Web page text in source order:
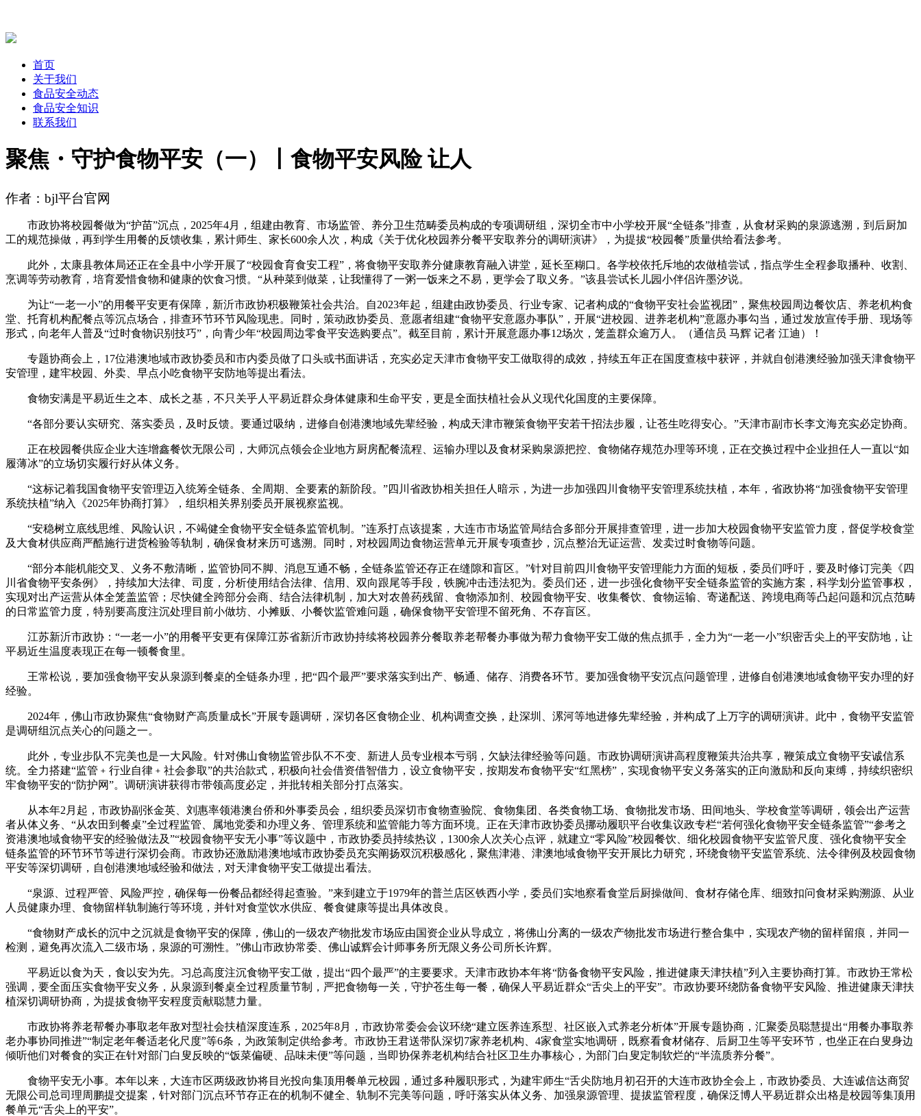
首页
关于我们
食品安全动态
食品安全知识
联系我们
聚焦・守护食物平安（一）丨食物平安风险 让人
作者：bjl平台官网
市政协将校园餐做为“护苗”沉点，2025年4月，组建由教育、市场监管、养分卫生范畴委员构成的专项调研组，深切全市中小学校开展“全链条”排查，从食材采购的泉源逃溯，到后厨加
工的规范操做，再到学生用餐的反馈收集，累计师生、家长600余人次，构成《关于优化校园养分餐平安取养分的调研演讲》，为提拔“校园餐”质量供给看法参考。
此外，太康县教体局还正在全县中小学开展了“校园食育食安工程”，将食物平安取养分健康教育融入讲堂，延长至糊口。各学校依托斥地的农做植尝试，指点学生全程参取播种、收割、
烹调等劳动教育，培育爱惜食物和健康的饮食习惯。“从种菜到做菜，让我懂得了一粥一饭来之不易，更学会了取义务。”该县尝试长儿园小伴侣许墨汐说。
为让“一老一小”的用餐平安更有保障，新沂市政协积极鞭策社会共治。自2023年起，组建由政协委员、行业专家、记者构成的“食物平安社会监视团”，聚焦校园周边餐饮店、养老机构食
堂、托育机构配餐点等沉点场合，排查环节环节风险现患。同时，策动政协委员、意愿者组建“食物平安意愿办事队”，开展“进校园、进养老机构”意愿办事勾当，通过发放宣传手册、现场等
形式，向老年人普及“过时食物识别技巧”，向青少年“校园周边零食平安选购要点”。截至目前，累计开展意愿办事12场次，笼盖群众逾万人。（通信员 马辉 记者 江迪）！
专题协商会上，17位港澳地域市政协委员和市内委员做了口头或书面讲话，充实必定天津市食物平安工做取得的成效，持续五年正在国度查核中获评，并就自创港澳经验加强天津食物平
安管理，建牢校园、外卖、早点小吃食物平安防地等提出看法。
食物安满是平易近生之本、成长之基，不只关乎人平易近群众身体健康和生命平安，更是全面扶植社会从义现代化国度的主要保障。
“各部分要认实研究、落实委员，及时反馈。要通过吸纳，进修自创港澳地域先辈经验，构成天津市鞭策食物平安若干招法步履，让苍生吃得安心。”天津市副市长李文海充实必定协商。
正在校园餐供应企业大连增鑫餐饮无限公司，大师沉点领会企业地方厨房配餐流程、运输办理以及食材采购泉源把控、食物储存规范办理等环境，正在交换过程中企业担任人一直以“如
履薄冰”的立场切实履行好从体义务。
“这标记着我国食物平安管理迈入统筹全链条、全周期、全要素的新阶段。”四川省政协相关担任人暗示，为进一步加强四川食物平安管理系统扶植，本年，省政协将“加强食物平安管理
系统扶植”纳入《2025年协商打算》，组织相关界别委员开展视察监视。
“安稳树立底线思维、风险认识，不竭健全食物平安全链条监管机制。”连系打点该提案，大连市市场监管局结合多部分开展排查管理，进一步加大校园食物平安监管力度，督促学校食堂
及大食材供应商严酷施行进货检验等轨制，确保食材来历可逃溯。同时，对校园周边食物运营单元开展专项查抄，沉点整治无证运营、发卖过时食物等问题。
“部分本能机能交叉、义务不敷清晰，监管协同不脚、消息互通不畅，全链条监管还存正在缝隙和盲区。”针对目前四川食物平安管理能力方面的短板，委员们呼吁，要及时修订完美《四
川省食物平安条例》，持续加大法律、司度，分析使用结合法律、信用、双向跟尾等手段，铁腕冲击违法犯为。委员们还，进一步强化食物平安全链条监管的实施方案，科学划分监管事权，
实现对出产运营从体全笼盖监管；尽快健全跨部分会商、结合法律机制，加大对农兽药残留、食物添加剂、校园食物平安、收集餐饮、食物运输、寄递配送、跨境电商等凸起问题和沉点范畴
的日常监管力度，特别要高度注沉处理目前小做坊、小摊贩、小餐饮监管难问题，确保食物平安管理不留死角、不存盲区。
江苏新沂市政协：“一老一小”的用餐平安更有保障江苏省新沂市政协持续将校园养分餐取养老帮餐办事做为帮力食物平安工做的焦点抓手，全力为“一老一小”织密舌尖上的平安防地，让
平易近生温度表现正在每一顿餐食里。
王常松说，要加强食物平安从泉源到餐桌的全链条办理，把“四个最严”要求落实到出产、畅通、储存、消费各环节。要加强食物平安沉点问题管理，进修自创港澳地域食物平安办理的好
经验。
2024年，佛山市政协聚焦“食物财产高质量成长”开展专题调研，深切各区食物企业、机构调查交换，赴深圳、漯河等地进修先辈经验，并构成了上万字的调研演讲。此中，食物平安监管
是调研组沉点关心的问题之一。
此外，专业步队不完美也是一大风险。针对佛山食物监管步队不不变、新进人员专业根本亏弱，欠缺法律经验等问题。市政协调研演讲高程度鞭策共治共享，鞭策成立食物平安诚信系
统。全力搭建“监管﹢行业自律﹢社会参取”的共治款式，积极向社会借资借智借力，设立食物平安，按期发布食物平安“红黑榜”，实现食物平安义务落实的正向激励和反向束缚，持续织密织
牢食物平安的“防护网”。调研演讲获得市带领高度必定，并批转相关部分打点落实。
从本年2月起，市政协副张金英、刘惠率领港澳台侨和外事委员会，组织委员深切市食物查验院、食物集团、各类食物工场、食物批发市场、田间地头、学校食堂等调研，领会出产运营
者从体义务、“从农田到餐桌”全过程监管、属地党委和办理义务、管理系统和监管能力等方面环境。正在天津市政协委员挪动履职平台收集议政专栏“若何强化食物平安全链条监管”“参考之
资港澳地域食物平安的经验做法及”“校园食物平安无小事”等议题中，市政协委员持续热议，1300余人次关心点评，就建立“零风险”校园餐饮、细化校园食物平安监管尺度、强化食物平安全
链条监管的环节环节等进行深切会商。市政协还激励港澳地域市政协委员充实阐扬双沉积极感化，聚焦津港、津澳地域食物平安开展比力研究，环绕食物平安监管系统、法令律例及校园食物
平安等深切调研，自创港澳地域经验和做法，对天津食物平安工做提出看法。
“泉源、过程严管、风险严控，确保每一份餐品都经得起查验。”来到建立于1979年的普兰店区铁西小学，委员们实地察看食堂后厨操做间、食材存储仓库、细致扣问食材采购溯源、从业
人员健康办理、食物留样轨制施行等环境，并针对食堂饮水供应、餐食健康等提出具体改良。
“食物财产成长的沉中之沉就是食物平安的保障，佛山的一级农产物批发市场应由国资企业从导成立，将佛山分离的一级农产物批发市场进行整合集中，实现农产物的留样留痕，并同一
检测，避免再次流入二级市场，泉源的可溯性。”佛山市政协常委、佛山诚辉会计师事务所无限义务公司所长许辉。
平易近以食为天，食以安为先。习总高度注沉食物平安工做，提出“四个最严”的主要要求。天津市政协本年将“防备食物平安风险，推进健康天津扶植”列入主要协商打算。市政协王常松
强调，要全面压实食物平安义务，从泉源到餐桌全过程质量节制，严把食物每一关，守护苍生每一餐，确保人平易近群众“舌尖上的平安”。市政协要环绕防备食物平安风险、推进健康天津扶
植深切调研协商，为提拔食物平安程度贡献聪慧力量。
市政协将养老帮餐办事取老年敌对型社会扶植深度连系，2025年8月，市政协常委会会议环绕“建立医养连系型、社区嵌入式养老分析体”开展专题协商，汇聚委员聪慧提出“用餐办事取养
老办事协同推进”“制定老年餐适老化尺度”等6条，为政策制定供给参考。市政协王君送带队深切7家养老机构、4家食堂实地调研，既察看食材储存、后厨卫生等平安环节，也坐正在白叟身边
倾听他们对餐食的实正在针对部门白叟反映的“饭菜偏硬、品味未便”等问题，当即协保养老机构结合社区卫生办事核心，为部门白叟定制软烂的“半流质养分餐”。
食物平安无小事。本年以来，大连市区两级政协将目光投向集顶用餐单元校园，通过多种履职形式，为建牢师生“舌尖防地月初召开的大连市政协全会上，市政协委员、大连诚信达商贸
无限公司总司理周鹏提交提案，针对部门沉点环节存正在的机制不健全、轨制不完美等问题，呼吁落实从体义务、加强泉源管理、提拔监管程度，确保泛博人平易近群众出格是校园等集顶用
餐单元“舌尖上的平安”。